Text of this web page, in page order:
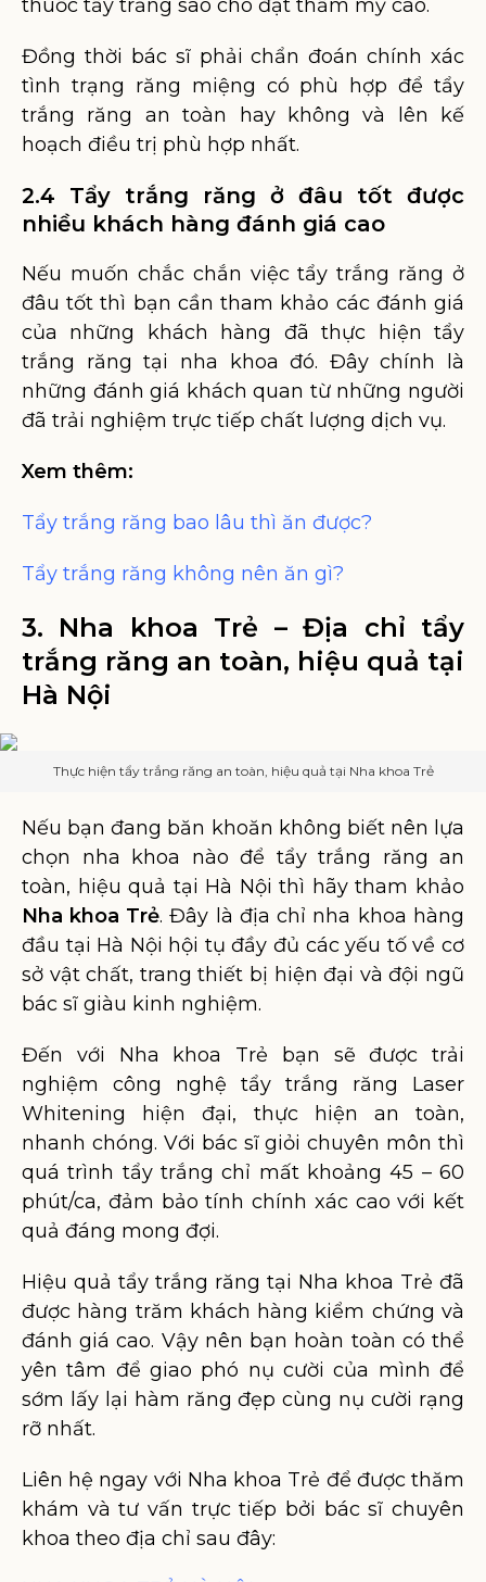
thuốc tẩy trắng sao cho đạt thẩm mỹ cao.
Đồng thời bác sĩ phải chẩn đoán chính xác
tình trạng răng miệng có phù hợp để tẩy
trắng răng an toàn hay không và lên kế
hoạch điều trị phù hợp nhất.
2.4 Tẩy trắng răng ở đâu tốt được
nhiều khách hàng đánh giá cao
Nếu muốn chắc chắn việc tẩy trắng răng ở
đâu tốt thì bạn cần tham khảo các đánh giá
của những khách hàng đã thực hiện tẩy
trắng răng tại nha khoa đó. Đây chính là
những đánh giá khách quan từ những người
đã trải nghiệm trực tiếp chất lượng dịch vụ.
Xem thêm:
Tẩy trắng răng bao lâu thì ăn được?
Tẩy trắng răng không nên ăn gì?
3. Nha khoa Trẻ – Địa chỉ tẩy
trắng răng an toàn, hiệu quả tại
Hà Nội
Thực hiện tẩy trắng răng an toàn, hiệu quả tại Nha khoa Trẻ
Nếu bạn đang băn khoăn không biết nên lựa
chọn nha khoa nào để tẩy trắng răng an
toàn, hiệu quả tại Hà Nội thì hãy tham khảo
Nha khoa Trẻ. Đây là địa chỉ nha khoa hàng
đầu tại Hà Nội hội tụ đầy đủ các yếu tố về cơ
sở vật chất, trang thiết bị hiện đại và đội ngũ
bác sĩ giàu kinh nghiệm.
Đến với Nha khoa Trẻ bạn sẽ được trải
nghiệm công nghệ tẩy trắng răng Laser
Whitening hiện đại, thực hiện an toàn,
nhanh chóng. Với bác sĩ giỏi chuyên môn thì
quá trình tẩy trắng chỉ mất khoảng 45 – 60
phút/ca, đảm bảo tính chính xác cao với kết
quả đáng mong đợi.
Hiệu quả tẩy trắng răng tại Nha khoa Trẻ đã
được hàng trăm khách hàng kiểm chứng và
đánh giá cao. Vậy nên bạn hoàn toàn có thể
yên tâm để giao phó nụ cười của mình để
sớm lấy lại hàm răng đẹp cùng nụ cười rạng
rỡ nhất.
Liên hệ ngay với Nha khoa Trẻ để được thăm
khám và tư vấn trực tiếp bởi bác sĩ chuyên
khoa theo địa chỉ sau đây: